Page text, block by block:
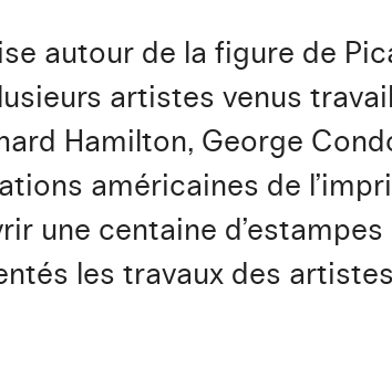
autour de la figure de
artistes venus
Hamilton, George
américaines de
une centaine
les travaux des